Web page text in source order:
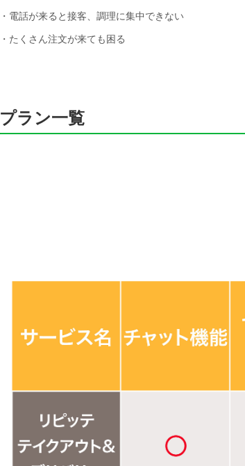
・電話が来ると接客、調理に集中できない
・たくさん注文が来ても困る
プラン一覧